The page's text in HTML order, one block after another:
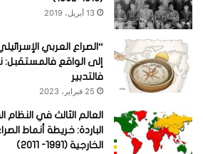
13 أبريل، 2019
“الصراع العربي
إلى الواقع
فالتدبير
25 فبراير، 2023
العالم الثالث في النظام
الباردة: خريطة أنماط
الخارجية (1991- 2011)